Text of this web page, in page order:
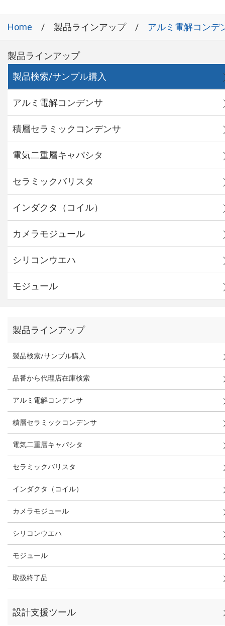
Home 製品ラインアップ アルミ電解コンデ
製品ラインアップ
製品検索/サンプル購入
アルミ電解コンデンサ
積層セラミックコンデンサ
電気二重層キャパシタ
セラミックバリスタ
インダクタ（コイル）
カメラモジュール
シリコンウエハ
モジュール
製品ラインアップ
製品検索/サンプル購入
品番から代理店在庫検索
アルミ電解コンデンサ
積層セラミックコンデンサ
電気二重層キャパシタ
セラミックバリスタ
インダクタ（コイル）
カメラモジュール
シリコンウエハ
モジュール
取扱終了品
設計支援ツール